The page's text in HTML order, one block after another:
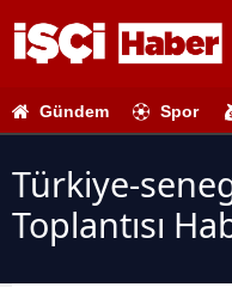
Gündem Spor
Türkiye-
Toplantısı